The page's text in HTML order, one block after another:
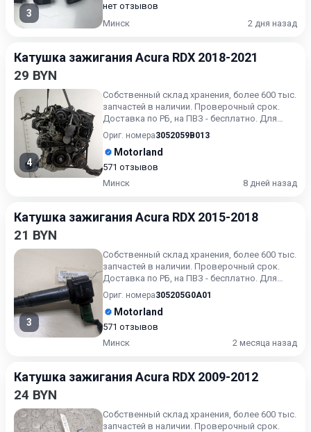
3
нет отзывов
Минск
2 дня назад
Катушка зажигания Acura RDX 2018-2021
29 BYN
4
Собственный склад хранения, более 600 тыс.
запчастей в наличии. Проверочный срок.
Доставка по РБ, на ПВЗ - бесплатно. Для
получения актуальн...
Ориг. номера3052059B013
Motorland
571 отзывов
Минск
8 дней назад
Катушка зажигания Acura RDX 2015-2018
21 BYN
3
Собственный склад хранения, более 600 тыс.
запчастей в наличии. Проверочный срок.
Доставка по РБ, на ПВЗ - бесплатно. Для
получения актуальн...
Ориг. номера305205G0A01
Motorland
571 отзывов
Минск
2 месяца назад
Катушка зажигания Acura RDX 2009-2012
24 BYN
Собственный склад хранения, более 600 тыс.
запчастей в наличии. Проверочный срок.